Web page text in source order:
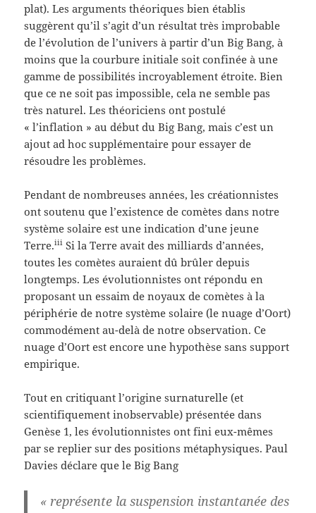
plat). Les arguments théoriques bien établis
suggèrent qu’il s’agit d’un résultat très improbable
de l’évolution de l’univers à partir d’un Big Bang, à
moins que la courbure initiale soit confinée à une
gamme de possibilités incroyablement étroite. Bien
que ce ne soit pas impossible, cela ne semble pas
très naturel. Les théoriciens ont postulé
« l’inflation » au début du Big Bang, mais c’est un
ajout ad hoc supplémentaire pour essayer de
résoudre les problèmes.
Pendant de nombreuses années, les créationnistes
ont soutenu que l’existence de comètes dans notre
système solaire est une indication d’une jeune
Terre.iii Si la Terre avait des milliards d’années,
toutes les comètes auraient dû brûler depuis
longtemps. Les évolutionnistes ont répondu en
proposant un essaim de noyaux de comètes à la
périphérie de notre système solaire (le nuage d’Oort)
commodément au-delà de notre observation. Ce
nuage d’Oort est encore une hypothèse sans support
empirique.
Tout en critiquant l’origine surnaturelle (et
scientifiquement inobservable) présentée dans
Genèse 1, les évolutionnistes ont fini eux-mêmes
par se replier sur des positions métaphysiques. Paul
Davies déclare que le Big Bang
« représente la suspension instantanée des